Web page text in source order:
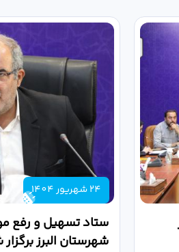
24 شهریور 1404
ستاد تسهیل و رفع
شهرستان البرز